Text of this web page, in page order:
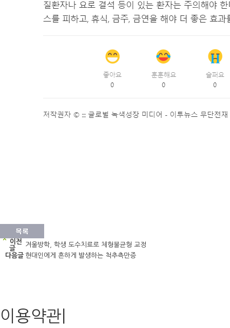
이전
글
겨울방학, 학생 도수치료로 체형불균형 교정
다음글 현대인에게 흔하게 발생하는 척추측만증
이용약관